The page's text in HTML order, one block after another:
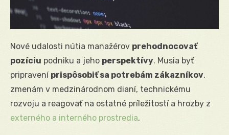
Nové udalosti nútia manažérov prehodnocovať
pozíciu podniku a jeho perspektívy. Musia byť
pripravení prispôsobiť sa potrebám zákazníkov,
zmenám v medzinárodnom dianí, technickému
rozvoju a reagovať na ostatné príležitostí a hrozby z
externého a interného prostredia.